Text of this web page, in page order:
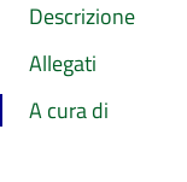
Descrizione
Allegati
A cura di